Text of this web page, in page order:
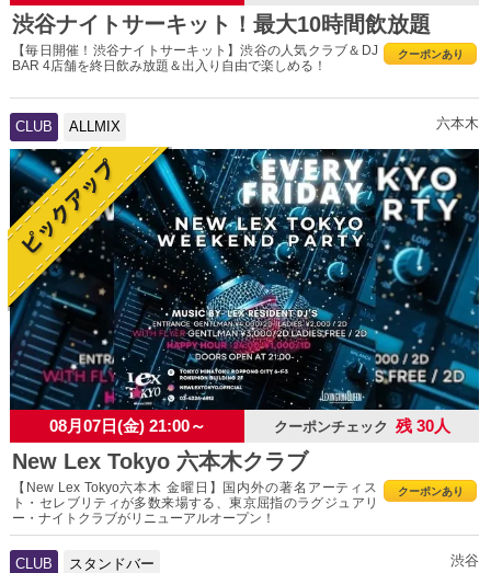
渋谷ナイトサーキット！最大10時間飲放題
クーポンあり
【毎日開催！渋谷ナイトサーキット】渋谷の人気クラブ＆DJ
BAR 4店舗を終日飲み放題＆出入り自由で楽しめる！
CLUB ALLMIX 六本木
08月07日(金) 21:00～ クーポンチェック 残 30人
New Lex Tokyo 六本木クラブ
クーポンあり
【New Lex Tokyo六本木 金曜日】国内外の著名アーティス
ト・セレブリティが多数来場する、東京屈指のラグジュアリ
ー・ナイトクラブがリニューアルオープン！
CLUB スタンドバー 渋谷